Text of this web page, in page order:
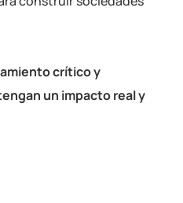
crítico y
un impacto real y